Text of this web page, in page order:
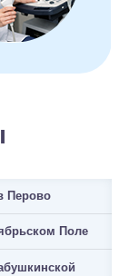
Перово
Поле